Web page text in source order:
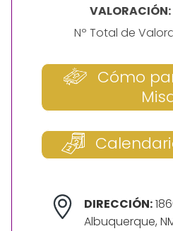
VALORACIÓN:
Nº Total de
Cómo
DIRECCIÓN:
Albuquerque,